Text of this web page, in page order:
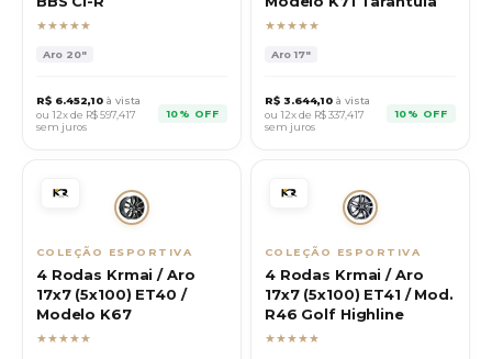
★★★★★
Aro 20"
R$ 6.452,10 à vista
ou 12x de R$597,417
sem juros
10% OFF
★★★★★
Aro17"
R$ 3.644,10 à vista
ou 12x de R$337,417
sem juros
10% OFF
COLEÇÃO ESPORTIVA
4 Rodas Krmai / Aro
17x7 (5x100) ET40 /
Modelo K67
★★★★★
COLEÇÃO ESPORTIVA
4 Rodas Krmai / Aro
17x7 (5x100) ET41 / Mod.
R46 Golf Highline
★★★★★